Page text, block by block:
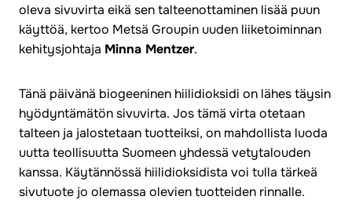
oleva sivuvirta eikä sen talteenottaminen lisää puun
käyttöä, kertoo Metsä Groupin uuden liiketoiminnan
kehitysjohtaja Minna Mentzer.
Tänä päivänä biogeeninen hiilidioksidi on lähes täysin
hyödyntämätön sivuvirta. Jos tämä virta otetaan
talteen ja jalostetaan tuotteiksi, on mahdollista luoda
uutta teollisuutta Suomeen yhdessä vetytalouden
kanssa. Käytännössä hiilidioksidista voi tulla tärkeä
sivutuote jo olemassa olevien tuotteiden rinnalle.